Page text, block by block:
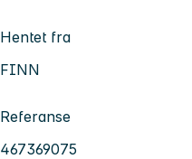
Hentet fra
FINN
Referanse
467369075